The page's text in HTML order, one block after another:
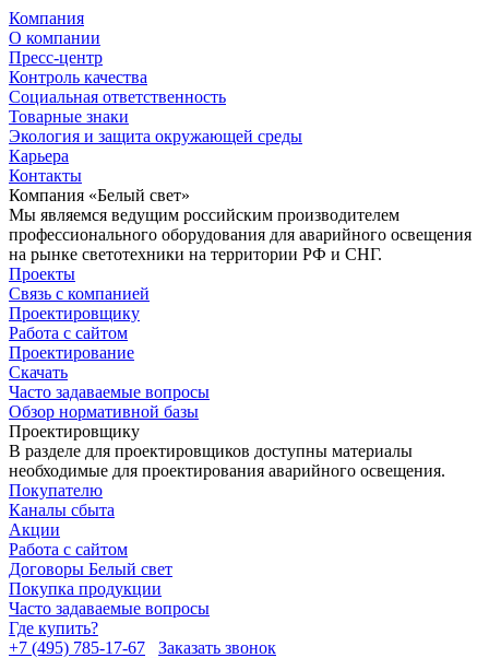
Компания
О компании
Пресс-центр
Контроль качества
Социальная ответственность
Товарные знаки
Экология и защита окружающей среды
Карьера
Контакты
Компания «Белый свет»
Мы являемся ведущим российским производителем
профессионального оборудования для аварийного освещения
на рынке светотехники на территории РФ и СНГ.
Проекты
Связь с компанией
Проектировщику
Работа с сайтом
Проектирование
Скачать
Часто задаваемые вопросы
Обзор нормативной базы
Проектировщику
В разделе для проектировщиков доступны материалы
необходимые для проектирования аварийного освещения.
Покупателю
Каналы сбыта
Акции
Работа с сайтом
Договоры Белый свет
Покупка продукции
Часто задаваемые вопросы
Где купить?
+7 (495) 785-17-67
Заказать звонок